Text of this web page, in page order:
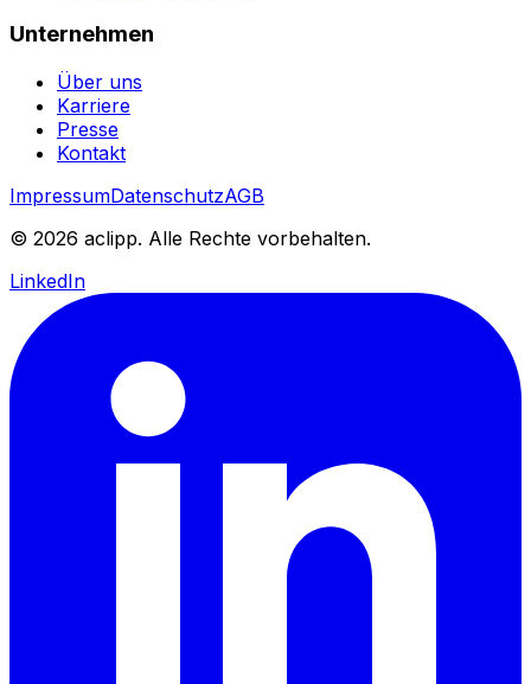
Unternehmen
Über uns
Karriere
Presse
Kontakt
ImpressumDatenschutzAGB
© 2026 aclipp. Alle Rechte vorbehalten.
LinkedIn